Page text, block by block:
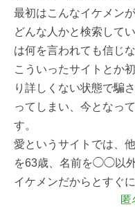
最初はこんなイケメン
どんな人かと検索して
は何を言われても信じ
こういったサイトとか
り詳しくない状態で騙
ってしまい、今となっ
す。
愛というサイトでは、
を63歳、名前を◯◯以
イケメンだからとすぐ